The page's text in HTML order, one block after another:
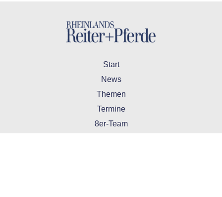
Start
News
Themen
Termine
8er-Team